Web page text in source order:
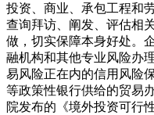
投资、商业、承包工程和
查询拜访、阐发、评估相
做，切实保障本身好处。
融机构和其他专业风险办
易风险正在内的信用风险
等政策性银行供给的贸易
院发布的《境外投资可行